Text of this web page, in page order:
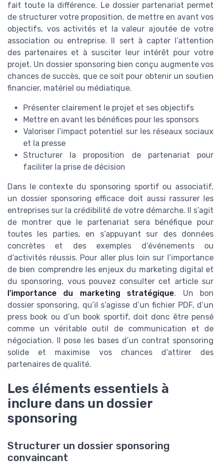
fait toute la différence. Le dossier partenariat permet
de structurer votre proposition, de mettre en avant vos
objectifs, vos activités et la valeur ajoutée de votre
association ou entreprise. Il sert à capter l’attention
des partenaires et à susciter leur intérêt pour votre
projet. Un dossier sponsoring bien conçu augmente vos
chances de succès, que ce soit pour obtenir un soutien
financier, matériel ou médiatique.
Présenter clairement le projet et ses objectifs
Mettre en avant les bénéfices pour les sponsors
Valoriser l’impact potentiel sur les réseaux sociaux
et la presse
Structurer la proposition de partenariat pour
faciliter la prise de décision
Dans le contexte du sponsoring sportif ou associatif,
un dossier sponsoring efficace doit aussi rassurer les
entreprises sur la crédibilité de votre démarche. Il s’agit
de montrer que le partenariat sera bénéfique pour
toutes les parties, en s’appuyant sur des données
concrètes et des exemples d’événements ou
d’activités réussis. Pour aller plus loin sur l’importance
de bien comprendre les enjeux du marketing digital et
du sponsoring, vous pouvez consulter cet article sur
l’importance du marketing stratégique. Un bon
dossier sponsoring, qu’il s’agisse d’un fichier PDF, d’un
press book ou d’un book sportif, doit donc être pensé
comme un véritable outil de communication et de
négociation. Il pose les bases d’un contrat sponsoring
solide et maximise vos chances d’attirer des
partenaires de qualité.
Les éléments essentiels à
inclure dans un dossier
sponsoring
Structurer un dossier sponsoring
convaincant